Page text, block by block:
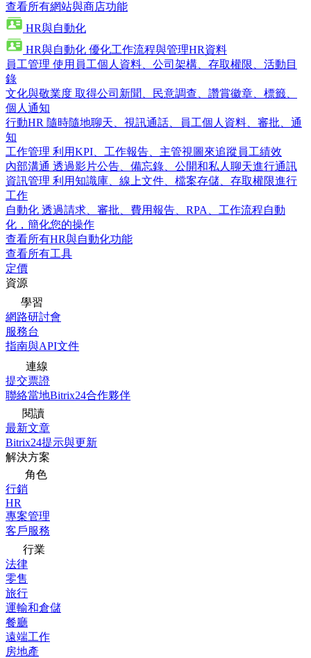
查看所有網站與商店功能
HR與自動化
HR與自動化 優化工作流程與管理HR資料
員工管理 使用員工個人資料、公司架構、存取權限、活動目
錄
文化與敬業度 取得公司新聞、民意調查、讚賞徽章、標籤、
個人通知
行動HR 隨時隨地聊天、視訊通話、員工個人資料、審批、通
知
工作管理 利用KPI、工作報告、主管視圖來追蹤員工績效
內部溝通 透過影片公告、備忘錄、公開和私人聊天進行通訊
資訊管理 利用知識庫、線上文件、檔案存儲、存取權限進行
工作
自動化 透過請求、審批、費用報告、RPA、工作流程自動
化，簡化您的操作
查看所有HR與自動化功能
查看所有工具
定價
資源
學習
網路研討會
服務台
指南與API文件
連線
提交票證
聯絡當地Bitrix24合作夥伴
閱讀
最新文章
Bitrix24提示與更新
解決方案
角色
行銷
HR
專案管理
客戶服務
行業
法律
零售
旅行
運輸和倉儲
餐廳
遠端工作
房地產